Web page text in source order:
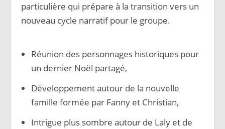
particulière qui prépare à la transition vers un
nouveau cycle narratif pour le groupe.
Réunion des personnages historiques pour
un dernier Noël partagé,
Développement autour de la nouvelle
famille formée par Fanny et Christian,
Intrigue plus sombre autour de Laly et de